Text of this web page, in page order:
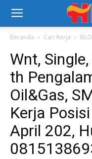
Beranda Cari Kerja
Wnt,
th
Oil&Gas,
Kerja
April 202,